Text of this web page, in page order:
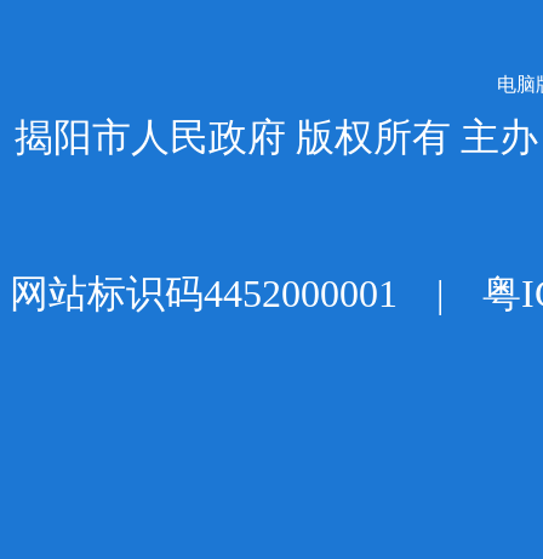
电脑
揭阳市人民政府 版权所有 主
网站标识码4452000001 | 粤